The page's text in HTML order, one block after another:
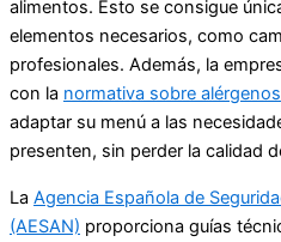
alimentos. Esto se consigue
elementos necesarios, como
profesionales. Además, la
con la normativa sobre alérgenos
adaptar su menú a las
presenten, sin perder la calidad
La Agencia Española de
(AESAN) proporciona guías